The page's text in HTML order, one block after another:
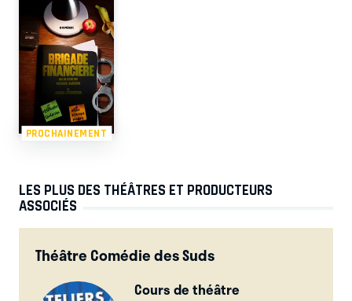
PROCHAINEMENT
LES PLUS DES THÉÂTRES ET PRODUCTEURS
ASSOCIÉS
Théâtre Comédie des Suds
Cours de théâtre